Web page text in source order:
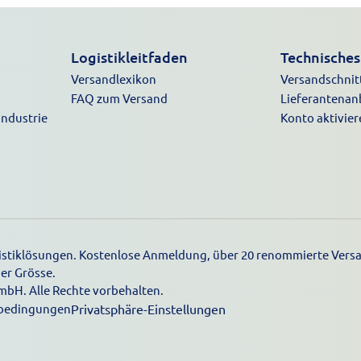
Logistikleitfaden
Versandlexikon
FAQ zum Versand
Technisches
Konto
Kostenlose Anmeldung, über 20 renommierte
Grösse.
Alle Rechte vorbehalten.
Privatsphäre-Einstellungen